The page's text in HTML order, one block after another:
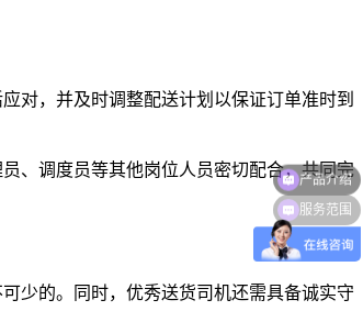
对，并及时调整配送计划以保证订单准时到
、调度员等其他岗位人员密切配合，共同完
少的。同时，优秀送货司机还需具备诚实守
服务范围